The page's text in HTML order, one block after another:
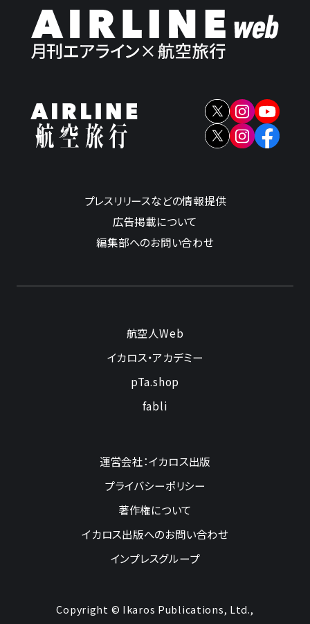
プレスリリースなどの情報提供
広告掲載について
編集部へのお問い合わせ
航空人Web
イカロス・アカデミー
pTa.shop
fabli
運営会社：イカロス出版
プライバシーポリシー
著作権について
イカロス出版へのお問い合わせ
インプレスグループ
Copyright © Ikaros Publications, Ltd.,